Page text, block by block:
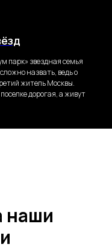
парк» звездная семья
назвать, ведь о
житель Москвы.
дорогая, а живут
наши